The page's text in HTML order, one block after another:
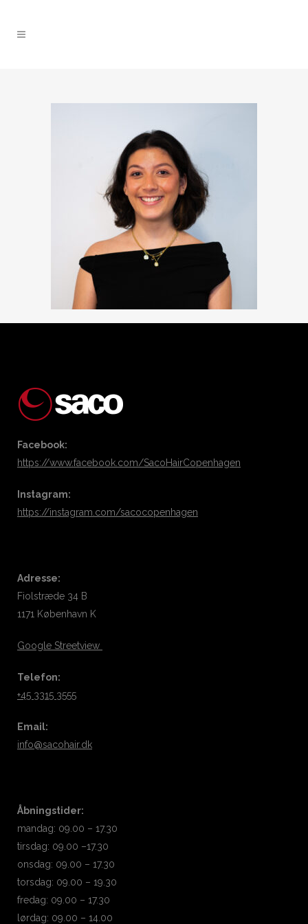
Facebook:
https://www.facebook.com/SacoHairCopenhagen
Instagram:
https://instagram.com/sacocopenhagen
Adresse:
Fiolstræde 34 B
1171 København K
Google Streetview
Telefon:
+45 3315 3555
Email:
info@sacohair.dk
Åbningstider:
mandag: 09.00 – 17.30
tirsdag: 09.00 –17.30
onsdag: 09.00 – 17.30
torsdag: 09.00 – 19.30
fredag: 09.00 – 17.30
lørdag: 09.00 – 14.00